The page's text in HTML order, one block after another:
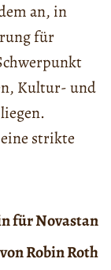
an, in
für
Kultur- und
strikte
für Novastan
Robin Roth